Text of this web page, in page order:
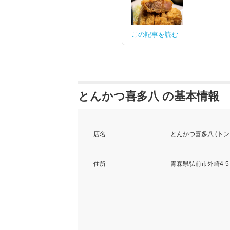
この記事を読む
とんかつ喜多八 の基本情報
店名 とんかつ喜多八 (ト
住所 青森県弘前市外崎4-